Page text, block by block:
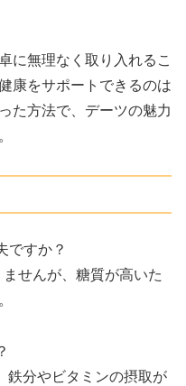
に無理なく取り入れるこ
康をサポートできるのは
た方法で、デーツの魅力
ですか？
せんが、糖質が高いた
鉄分やビタミンの摂取が